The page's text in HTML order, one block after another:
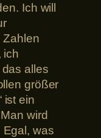
Ich will
Zahlen
ich
alles
größer
ist ein
wird
Egal, was